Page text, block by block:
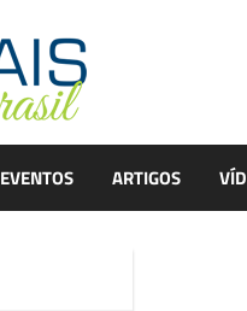
EVENTOS ARTIGOS